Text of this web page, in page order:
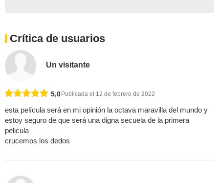
Crítica de usuarios
Un visitante
5,0Publicada el 12 de febrero de 2022
esta película será en mi opinión la octava maravilla del mundo y
estoy seguro de que será una digna secuela de la primera
pelicula
crucemos los dedos